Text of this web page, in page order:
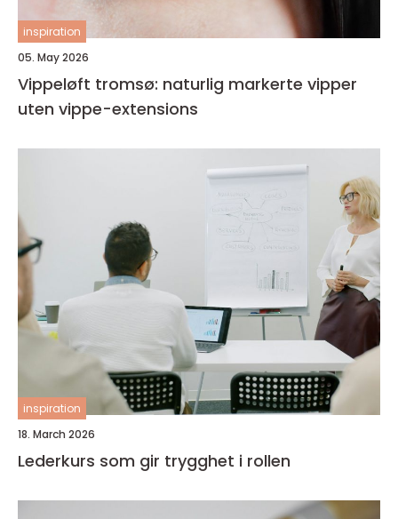
inspiration
05. May 2026
Vippeløft tromsø: naturlig markerte vipper
uten vippe-extensions
inspiration
18. March 2026
Lederkurs som gir trygghet i rollen